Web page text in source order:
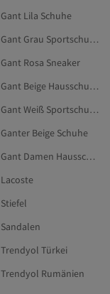
Gant Lila Schuhe
Gant Grau Sportschuhe
Gant Rosa Sneaker
Gant Beige Hausschuhe
Gant Weiß Sportschuhe
Ganter Beige Schuhe
Gant Damen Hausschuhe & Hausstiefel
Lacoste
Stiefel
Sandalen
Trendyol Türkei
Trendyol Rumänien